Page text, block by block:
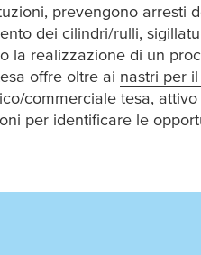
prevengono arresti
dei cilindri/rulli,
la realizzazione di un
offre oltre ai nastri per
commerciale tesa,
per identificare le